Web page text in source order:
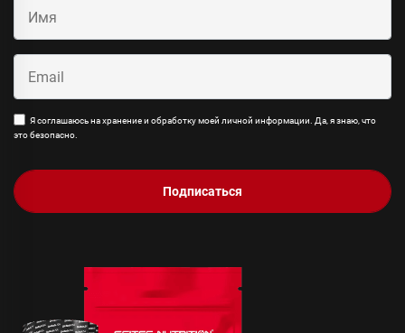
Я соглашаюсь на хранение и обработку моей личной информации. Да, я знаю, что
это безопасно.
Подписаться